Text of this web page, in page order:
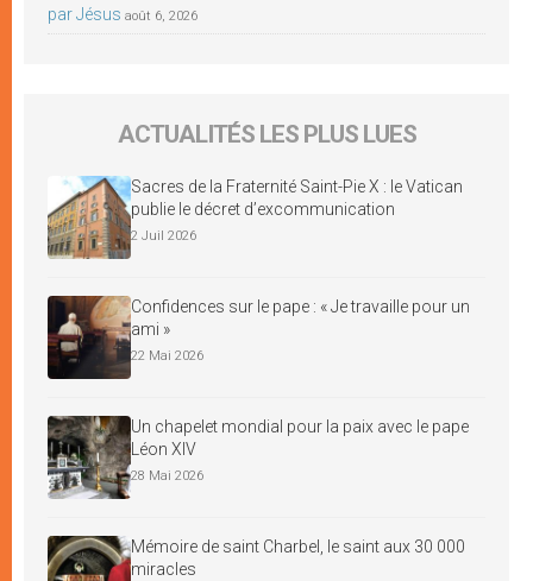
par Jésus août 6, 2026
ACTUALITÉS LES PLUS LUES
Sacres de la Fraternité Saint-Pie X : le Vatican
publie le décret d’excommunication
2 Juil 2026
Confidences sur le pape : « Je travaille pour un
ami »
22 Mai 2026
Un chapelet mondial pour la paix avec le pape
Léon XIV
28 Mai 2026
Mémoire de saint Charbel, le saint aux 30 000
miracles